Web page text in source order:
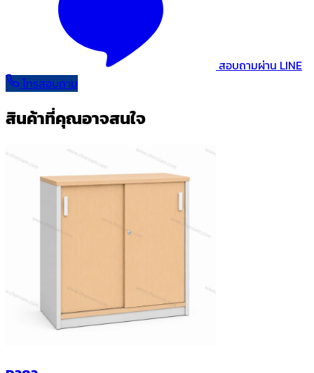
สอบถามผ่าน LINE
โทรสอบถาม
สินค้าที่คุณอาจสนใจ